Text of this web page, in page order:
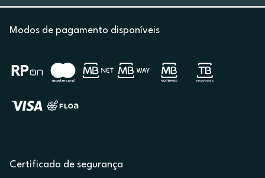
Modos de pagamento disponíveis
Certificado de segurança